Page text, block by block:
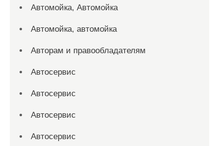
Автомойка, Автомойка
Автомойка, автомойка
Авторам и правообладателям
Автосервис
Автосервис
Автосервис
Автосервис